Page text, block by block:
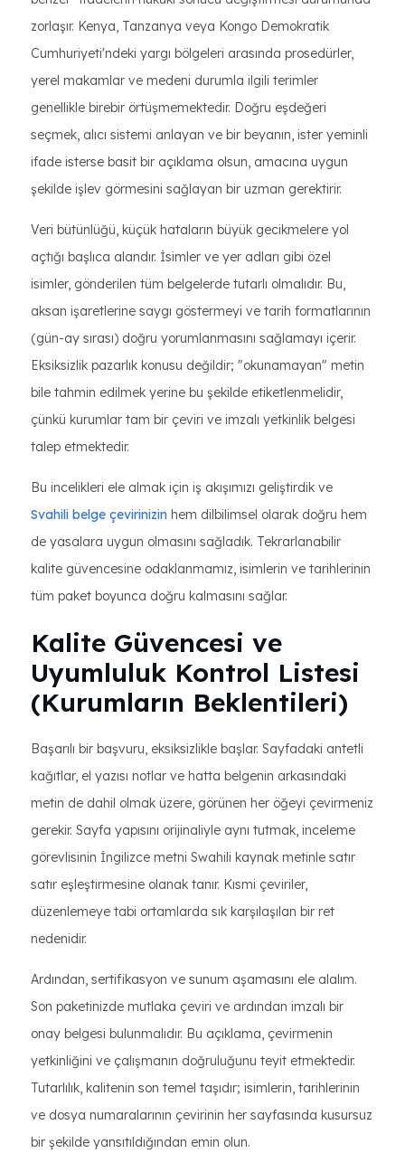
zorlaşır. Kenya, Tanzanya veya Kongo Demokratik
Cumhuriyeti'ndeki yargı bölgeleri arasında prosedürler,
yerel makamlar ve medeni durumla ilgili terimler
genellikle birebir örtüşmemektedir. Doğru eşdeğeri
seçmek, alıcı sistemi anlayan ve bir beyanın, ister yeminli
ifade isterse basit bir açıklama olsun, amacına uygun
şekilde işlev görmesini sağlayan bir uzman gerektirir.
Veri bütünlüğü, küçük hataların büyük gecikmelere yol
açtığı başlıca alandır. İsimler ve yer adları gibi özel
isimler, gönderilen tüm belgelerde tutarlı olmalıdır. Bu,
aksan işaretlerine saygı göstermeyi ve tarih formatlarının
(gün-ay sırası) doğru yorumlanmasını sağlamayı içerir.
Eksiksizlik pazarlık konusu değildir; "okunamayan" metin
bile tahmin edilmek yerine bu şekilde etiketlenmelidir,
çünkü kurumlar tam bir çeviri ve imzalı yetkinlik belgesi
talep etmektedir.
Bu incelikleri ele almak için iş akışımızı geliştirdik ve
Svahili belge çevirinizin hem dilbilimsel olarak doğru hem
de yasalara uygun olmasını sağladık. Tekrarlanabilir
kalite güvencesine odaklanmamız, isimlerin ve tarihlerinin
tüm paket boyunca doğru kalmasını sağlar.
Kalite Güvencesi ve
Uyumluluk Kontrol Listesi
(Kurumların Beklentileri)
Başarılı bir başvuru, eksiksizlikle başlar. Sayfadaki antetli
kağıtlar, el yazısı notlar ve hatta belgenin arkasındaki
metin de dahil olmak üzere, görünen her öğeyi çevirmeniz
gerekir. Sayfa yapısını orijinaliyle aynı tutmak, inceleme
görevlisinin İngilizce metni Swahili kaynak metinle satır
satır eşleştirmesine olanak tanır. Kısmi çeviriler,
düzenlemeye tabi ortamlarda sık karşılaşılan bir ret
nedenidir.
Ardından, sertifikasyon ve sunum aşamasını ele alalım.
Son paketinizde mutlaka çeviri ve ardından imzalı bir
onay belgesi bulunmalıdır. Bu açıklama, çevirmenin
yetkinliğini ve çalışmanın doğruluğunu teyit etmektedir.
Tutarlılık, kalitenin son temel taşıdır; isimlerin, tarihlerinin
ve dosya numaralarının çevirinin her sayfasında kusursuz
bir şekilde yansıtıldığından emin olun.